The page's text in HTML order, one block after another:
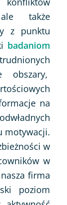
także
z punktu
badaniom
obszary,
na
motywacji.
w
w
firma
poziom